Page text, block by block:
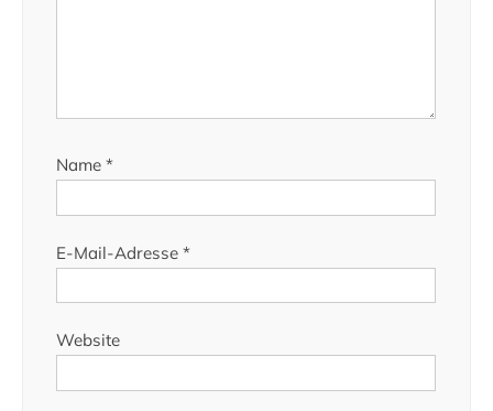
Name *
E-Mail-Adresse *
Website